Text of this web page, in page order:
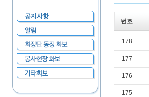
번호
178
177
176
175